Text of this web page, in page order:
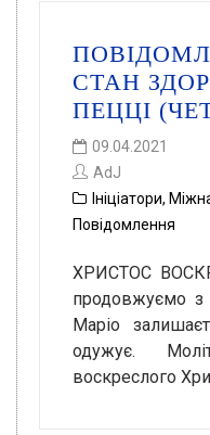
СТАН
ПЕЦЦІ
09.04.2021
AdJ
Ініціатори,
Повідомлення
ХРИСТОС
продовжуємо
Маріо
одужує.
воскреслого